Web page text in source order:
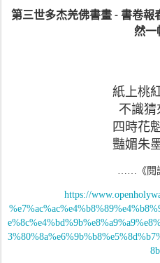
第三世多杰羌佛書畫 - 書卷報
然一
紙上桃
不識猜
四時花
豔媚朱
《閱
https://